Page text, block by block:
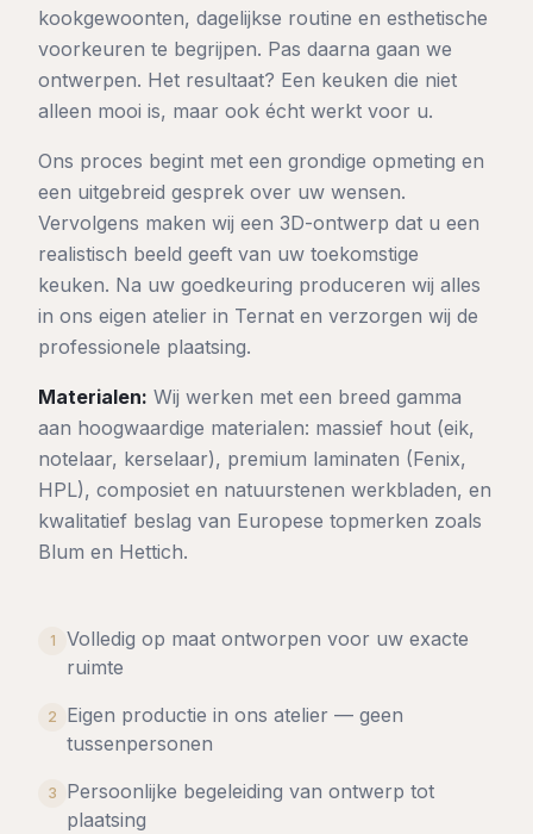
kookgewoonten, dagelijkse routine en esthetische
voorkeuren te begrijpen. Pas daarna gaan we
ontwerpen. Het resultaat? Een keuken die niet
alleen mooi is, maar ook écht werkt voor u.
Ons proces begint met een grondige opmeting en
een uitgebreid gesprek over uw wensen.
Vervolgens maken wij een 3D-ontwerp dat u een
realistisch beeld geeft van uw toekomstige
keuken. Na uw goedkeuring produceren wij alles
in ons eigen atelier in Ternat en verzorgen wij de
professionele plaatsing.
Materialen: Wij werken met een breed gamma
aan hoogwaardige materialen: massief hout (eik,
notelaar, kerselaar), premium laminaten (Fenix,
HPL), composiet en natuurstenen werkbladen, en
kwalitatief beslag van Europese topmerken zoals
Blum en Hettich.
1
Volledig op maat ontworpen voor uw exacte
ruimte
2
Eigen productie in ons atelier — geen
tussenpersonen
3
Persoonlijke begeleiding van ontwerp tot
plaatsing